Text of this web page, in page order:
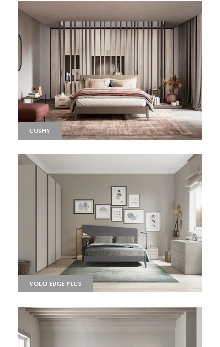
CUSHY
VOLO EDGE PLUS